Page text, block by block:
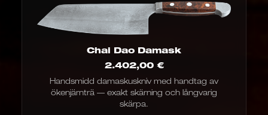
Chai Dao Damask
2.402,00 €
Handsmidd damaskuskniv med handtag av
ökenjärnträ — exakt skärning och långvarig
skärpa.